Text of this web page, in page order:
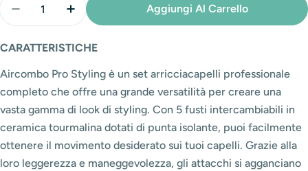
Diminuisci La Quantità Per Arricciacapelli Air
Aumenta La Quantità Per Arricciacapelli
Aggiungi Al Carrello
CARATTERISTICHE
Aircombo Pro Styling è un set arricciacapelli professionale
completo che offre una grande versatilità per creare una
vasta gamma di look di styling. Con 5 fusti intercambiabili in
ceramica tourmalina dotati di punta isolante, puoi facilmente
ottenere il movimento desiderato sui tuoi capelli. Grazie alla
loro leggerezza e maneggevolezza, gli attacchi si agganciano